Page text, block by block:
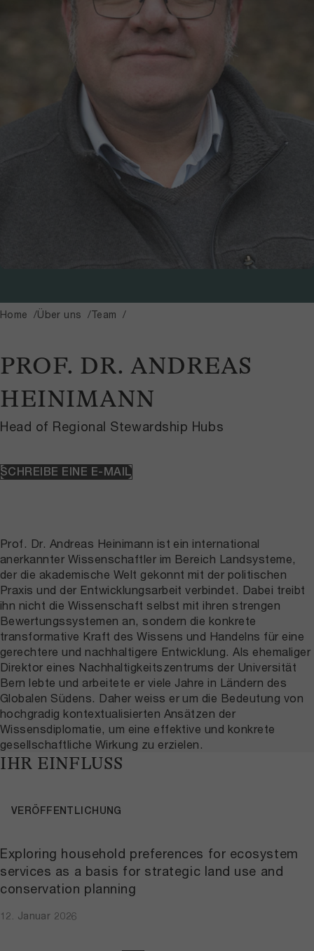
Home Über uns Team
PROF. DR. ANDREAS
HEINIMANN
Head of Regional Stewardship Hubs
SCHREIBE EINE E-MAIL
Prof. Dr. Andreas Heinimann ist ein international
anerkannter Wissenschaftler im Bereich Landsysteme,
der die akademische Welt gekonnt mit der politischen
Praxis und der Entwicklungsarbeit verbindet. Dabei treibt
ihn nicht die Wissenschaft selbst mit ihren strengen
Bewertungssystemen an, sondern die konkrete
transformative Kraft des Wissens und Handelns für eine
gerechtere und nachhaltigere Entwicklung. Als ehemaliger
Direktor eines Nachhaltigkeitszentrums der Universität
Bern lebte und arbeitete er viele Jahre in Ländern des
Globalen Südens. Daher weiss er um die Bedeutung von
hochgradig kontextualisierten Ansätzen der
Wissensdiplomatie, um eine effektive und konkrete
gesellschaftliche Wirkung zu erzielen.
IHR EINFLUSS
Exploring household preferences for ecosystem
services as a basis for strategic land use and
conservation planning
12. Januar 2026
VERÖFFENTLICHUNG